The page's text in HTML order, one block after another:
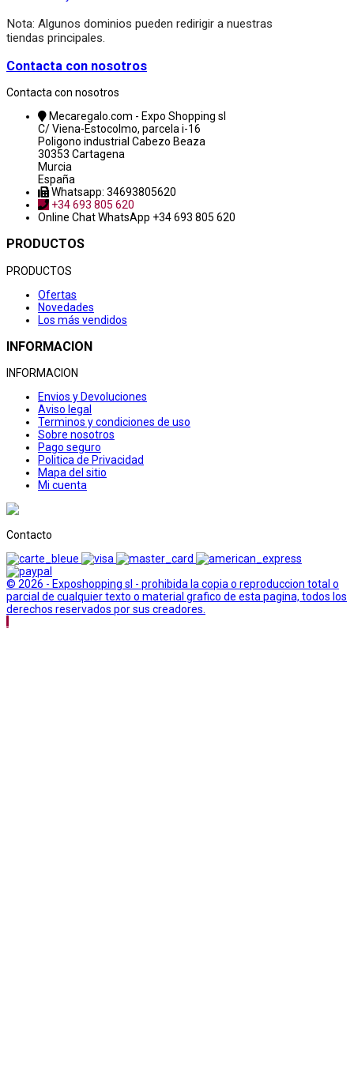
Nota: Algunos dominios pueden redirigir a nuestras
tiendas principales.
Contacta con nosotros
Contacta con nosotros
Mecaregalo.com - Expo Shopping sl
C/ Viena-Estocolmo, parcela i-16
Poligono industrial Cabezo Beaza
30353 Cartagena
Murcia
España
Whatsapp: 34693805620
+34 693 805 620
Online ChatWhatsApp +34 693 805 620
PRODUCTOS
PRODUCTOS
Ofertas
Novedades
Los más vendidos
INFORMACION
INFORMACION
Envios y Devoluciones
Aviso legal
Terminos y condiciones de uso
Sobre nosotros
Pago seguro
Politica de Privacidad
Mapa del sitio
Mi cuenta
Contacto
© 2026 - Exposhopping sl - prohibida la copia o reproduccion total o
parcial de cualquier texto o material grafico de esta pagina, todos los
derechos reservados por sus creadores.